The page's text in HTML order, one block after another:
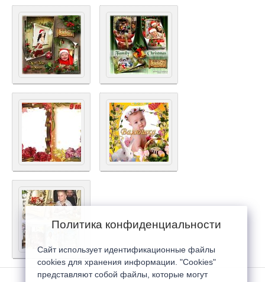
Политика конфиденциальности
Сайт использует идентификационные файлы
cookies для хранения информации. "Cookies"
представляют собой файлы, которые могут